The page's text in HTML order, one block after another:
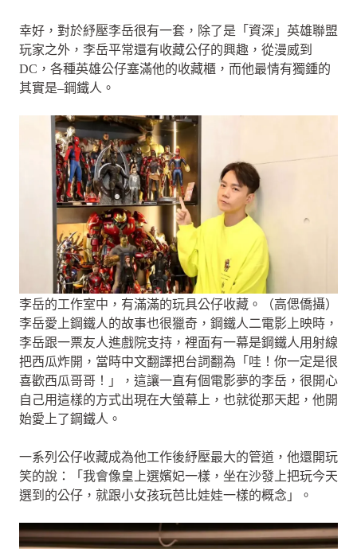
幸好，對於紓壓李岳很有一套，除了是「資深」英雄聯盟
玩家之外，李岳平常還有收藏公仔的興趣，從漫威到
DC，各種英雄公仔塞滿他的收藏櫃，而他最情有獨鍾的
其實是–鋼鐵人。
李岳的工作室中，有滿滿的玩具公仔收藏。（高偲僑攝）
李岳愛上鋼鐵人的故事也很獵奇，鋼鐵人二電影上映時，
李岳跟一票友人進戲院支持，裡面有一幕是鋼鐵人用射線
把西瓜炸開，當時中文翻譯把台詞翻為「哇！你一定是很
喜歡西瓜哥哥！」，這讓一直有個電影夢的李岳，很開心
自己用這樣的方式出現在大螢幕上，也就從那天起，他開
始愛上了鋼鐵人。
一系列公仔收藏成為他工作後紓壓最大的管道，他還開玩
笑的說：「我會像皇上選嬪妃一樣，坐在沙發上把玩今天
選到的公仔，就跟小女孩玩芭比娃娃一樣的概念」。